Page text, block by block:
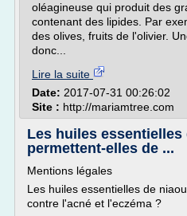
oléagineuse qui produit des
contenant des lipides. Par
des olives, fruits de l'olivier.
donc...
Lire la suite
Date: 2017-07-31 00:26:02
Site : http://mariamtree.com
Les huiles essentielles
permettent-elles de ...
Mentions légales
Les huiles essentielles de
contre l'acné et l'eczéma ?